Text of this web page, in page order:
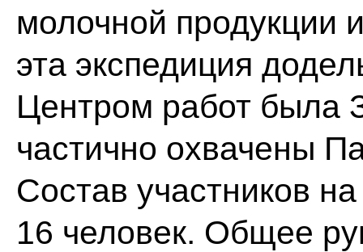
молочной продукции
эта экспедиция
Центром работ была
частично охвачены
Состав участников
16 человек. Общее